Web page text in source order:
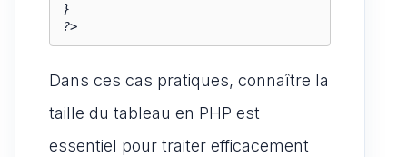
}
?>
Dans ces cas pratiques, connaître la
taille du tableau en PHP est
essentiel pour traiter efficacement